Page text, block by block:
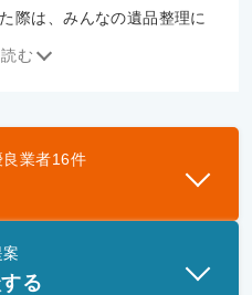
際は、みんなの遺品整理に
会、および一般社団法
載しています。
む
良業者16件
る